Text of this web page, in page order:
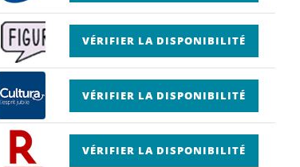
VÉRIFIER LA DISPONIBILITÉ
VÉRIFIER LA DISPONIBILITÉ
VÉRIFIER LA DISPONIBILITÉ